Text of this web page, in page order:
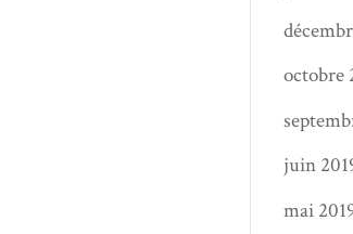
octobre
juin
mai